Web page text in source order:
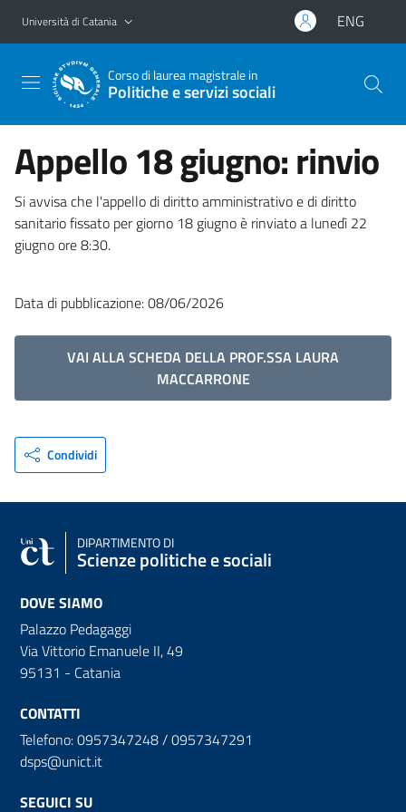
Vai al contenuto principale
Vai al menu di navigazione
Università di Catania ENG
Corso di laurea magistrale in
Politiche e servizi sociali
Appello 18 giugno: rinvio
Si avvisa che l'appello di diritto amministrativo e di diritto
sanitario fissato per giorno 18 giugno è rinviato a lunedì 22
giugno ore 8:30.
Data di pubblicazione: 08/06/2026
VAI ALLA SCHEDA DELLA PROF.SSA LAURA
MACCARRONE
Condividi
DIPARTIMENTO DI
Scienze politiche e sociali
DOVE SIAMO
Palazzo Pedagaggi
Via Vittorio Emanuele II, 49
95131 - Catania
CONTATTI
Telefono: 0957347248 / 0957347291
dsps@unict.it
SEGUICI SU